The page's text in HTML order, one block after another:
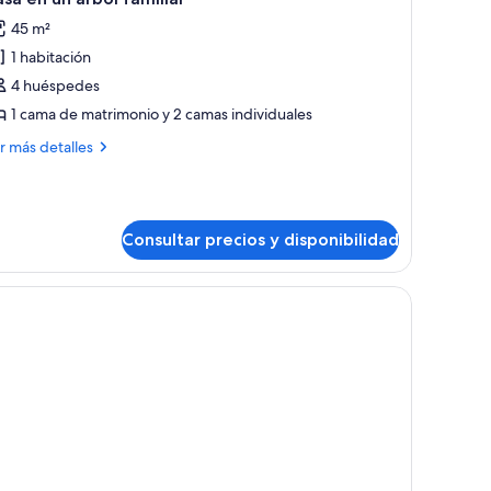
45 m²
1 habitación
4 huéspedes
1 cama de matrimonio y 2 camas individuales
más detalles
Consultar precios y disponibilidad